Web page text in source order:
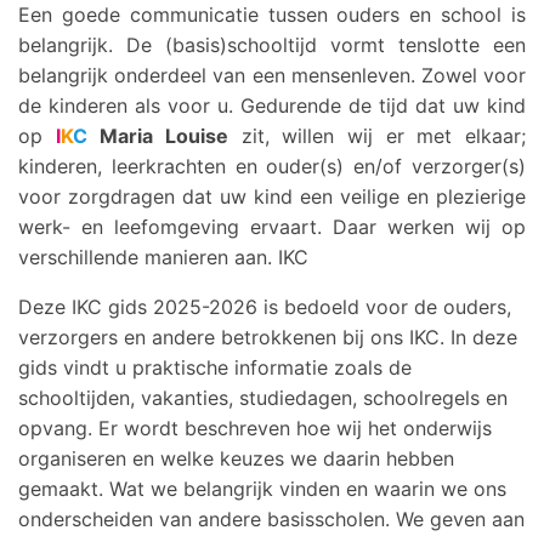
Een goede communicatie tussen ouders en school is
belangrijk. De (basis)schooltijd vormt tenslotte een
belangrijk onderdeel van een mensenleven. Zowel voor
de kinderen als voor u. Gedurende de tijd dat uw kind
op IKC Maria Louise zit, willen wij er met elkaar;
kinderen, leerkrachten en ouder(s) en/of verzorger(s)
voor zorgdragen dat uw kind een veilige en plezierige
werk- en leefomgeving ervaart. Daar werken wij op
verschillende manieren aan. IKC
Deze IKC gids 2025-2026 is bedoeld voor de ouders,
verzorgers en andere betrokkenen bij ons IKC. In deze
gids vindt u praktische informatie zoals de
schooltijden, vakanties, studiedagen, schoolregels en
opvang. Er wordt beschreven hoe wij het onderwijs
organiseren en welke keuzes we daarin hebben
gemaakt. Wat we belangrijk vinden en waarin we ons
onderscheiden van andere basisscholen. We geven aan